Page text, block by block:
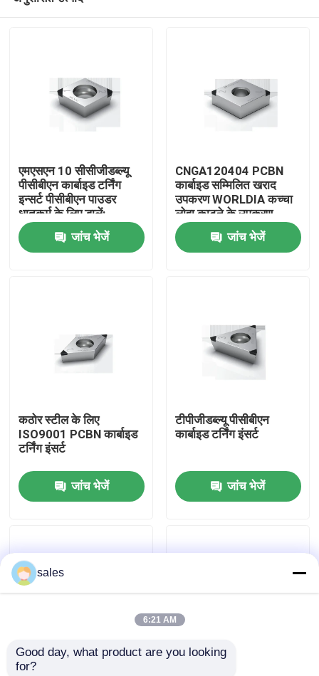
हमारे बारे में
गुणवत्ता नियंत्रण
हमसे संपर्क करें
सभी मामलों
पीसीडी कटिंग इंसर्ट
एमएसएन 10 सीसीजीडब्ल्यू
पीसीबीएन कार्बाइड टर्निंग
इन्सर्ट पीसीबीएन पाउडर
धातुकर्म के लिए डालें:
जांच भेजें
CNGA120404 PCBN
कार्बाइड सम्मिलित खराद
उपकरण WORLDIA कच्चा
लोहा काटने के उपकरण
जांच भेजें
कठोर स्टील के लिए
ISO9001 PCBN कार्बाइड
टर्निंग इंसर्ट
जांच भेजें
टीपीजीडब्ल्यू पीसीबीएन
कार्बाइड टर्निंग इंसर्ट
जांच भेजें
DCGW 11T308 2-3um
sales
6:21 AM
Good day, what product are you looking
for?